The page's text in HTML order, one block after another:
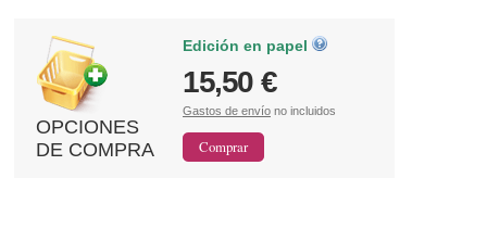
OPCIONES
DE COMPRA
Edición en papel
15,50 €
Gastos de envío no incluidos